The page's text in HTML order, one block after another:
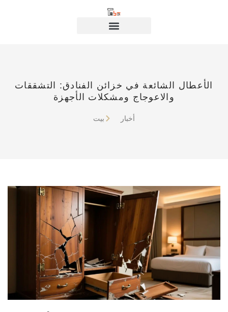
الأعطال الشائعة في خزائن الفنادق: التشققات
والاعوجاج ومشكلات الأجهزة
بيت أخبار